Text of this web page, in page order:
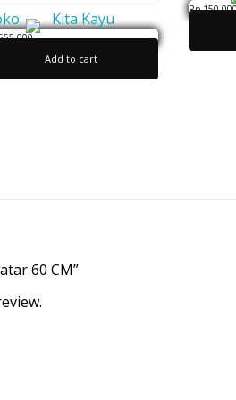
Kita Kayu
Add to cart
Rp
60 CM”